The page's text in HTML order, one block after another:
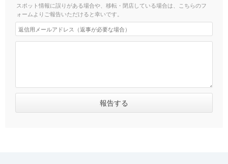
スポット情報に誤りがある場合や、移転・閉店している場合は、こちらのフ
ォームよりご報告いただけると幸いです。